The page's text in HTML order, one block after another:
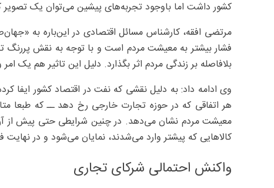
کشور داشت اما باوجود تجربه‌های پیشین می‌توان یک تصویر
مرتضی افقه، کارشناس مسائل اقتصادی در این‌باره به
فشار بیشتر به معیشت مردم است و با توجه به نقش پررنگ
بلافاصله بر زندگی مردم اثر بگذارد. دلیل این تاثیر هم یک
وی ادامه داد: به دلیل نقشی که نفت در اقتصاد کشور ایفا
هر اتفاقی که در حوزه تجارت خارجی رخ دهد ــ که طبعا
معیشت مردم نشان می‌دهد. در چنین شرایطی حتی پیش از آن‌
کالاهایی که پیشتر وارد می‌شدند، نمایان می‌شود و در
واکنش احتمالی شرکای تجاری